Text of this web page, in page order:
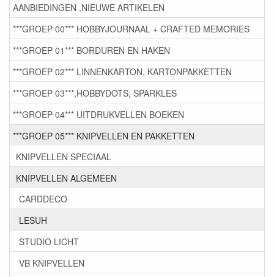
AANBIEDINGEN ,NIEUWE ARTIKELEN
***GROEP 00*** HOBBYJOURNAAL + CRAFTED MEMORIES
***GROEP 01*** BORDUREN EN HAKEN
***GROEP 02*** LINNENKARTON, KARTONPAKKETTEN
***GROEP 03***,HOBBYDOTS, SPARKLES
***GROEP 04*** UITDRUKVELLEN BOEKEN
***GROEP 05*** KNIPVELLEN EN PAKKETTEN
KNIPVELLEN SPECIAAL
KNIPVELLEN ALGEMEEN
CARDDECO
LESUH
STUDIO LICHT
VB KNIPVELLEN